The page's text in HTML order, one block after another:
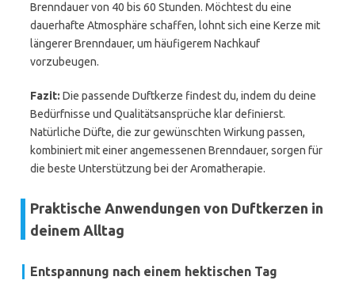
Brenndauer von 40 bis 60 Stunden. Möchtest du eine
dauerhafte Atmosphäre schaffen, lohnt sich eine Kerze mit
längerer Brenndauer, um häufigerem Nachkauf
vorzubeugen.
Fazit: Die passende Duftkerze findest du, indem du deine
Bedürfnisse und Qualitätsansprüche klar definierst.
Natürliche Düfte, die zur gewünschten Wirkung passen,
kombiniert mit einer angemessenen Brenndauer, sorgen für
die beste Unterstützung bei der Aromatherapie.
Praktische Anwendungen von Duftkerzen in
deinem Alltag
Entspannung nach einem hektischen Tag